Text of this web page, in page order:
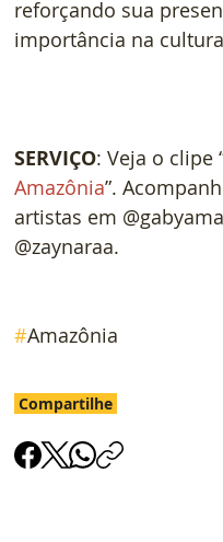
reforçando sua
importância na
SERVIÇO: Veja o clipe
Amazônia”.
artistas em
@zaynaraa.
#Amazônia
Compartilhe